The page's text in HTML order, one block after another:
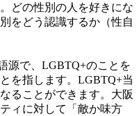
どの性別の人を好きにな
をどう認識するか（性自
源で、LGBTQ+のことを
を指します。LGBTQ+当
ることができます。大阪
ィに対して「敵か味方